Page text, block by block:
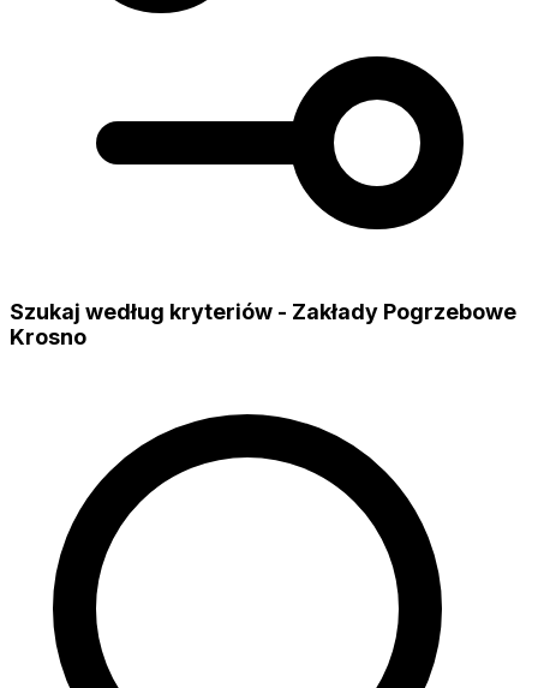
Szukaj według kryteriów - Zakłady Pogrzebowe
Krosno